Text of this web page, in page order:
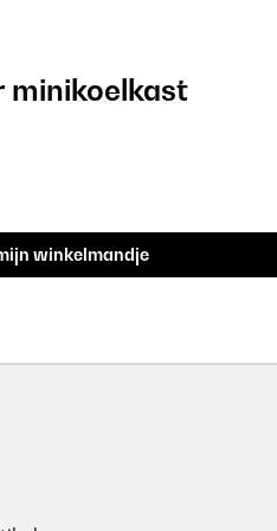
minikoelkast
winkelmandje